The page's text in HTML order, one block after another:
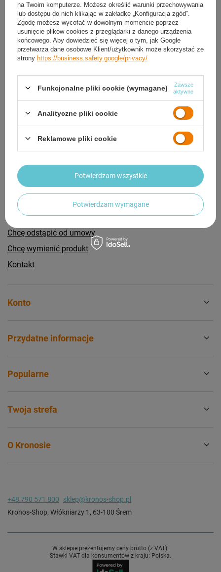
GWARANCJA
OPINIE (0)
najciekawsze pytania i odpowiedzi publikując
Zadaj pytanie
Zamówienia
Status zamówienia
Śledzenie przesyłki
Chcę odstąpić od umowy
Chcę wymienić produkt
Kontakt
Konto
Przydatne informacje
Popularne
Twoja strefa
O Kronosie
+48 790 571 800
sklep@kronos-shop.pl
Kronos-Shop, Włókniarzy 1 , 63-100 Śrem
W sklepie prezentujemy ceny brutto (z VAT).
Stawki VAT dla konsumentów z kraju: Polska
na Twoim komputerze. Możesz określić warunki przechowywania
lub dostępu do nich klikając w zakładkę „Konfiguracja zgód”.
Zgodę możesz wycofać w dowolnym momencie poprzez
usunięcie plików cookies z przeglądarki z danego urządzenia
końcowego. Aby dowiedzieć się więcej o tym, jak Google
przetwarza dane osobowe Klient/użytkownik może skorzystać ze
strony https://business.safety.google/privacy/
Funkcjonalne pliki cookie (wymagane)
Zawsze
aktywne
Analityczne pliki cookie
Reklamowe pliki cookie
Potwierdzam wymagane
Potwierdzam wszystkie